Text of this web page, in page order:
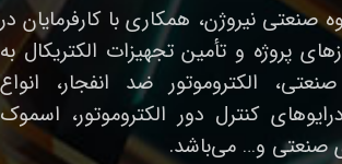
نیروژن، همکاری با کارفرمایان در
پروژه و تأمین تجهیزات الکتریکال به
صنعتی، الکتروموتور ضد انفجار، انواع
درایوهای کنترل دور الکتروموتور، اسموک
صنعتی و… می‌باشد.